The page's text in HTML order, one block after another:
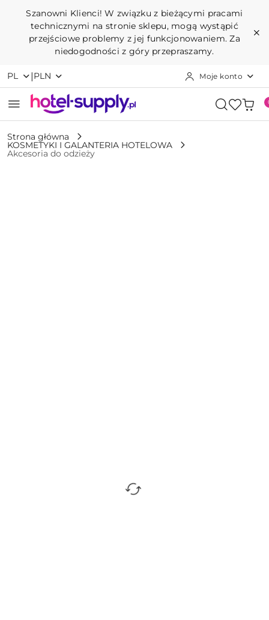
Przejdź do treści głównej
Przejdź do wyszukiwarki
Przejdź do moje konto
Przejdź do menu głównego
Przejdź do opisu produktu
Przejdź do stopki
Szanowni Klienci! W związku z bieżącymi pracami
technicznymi na stronie sklepu, mogą wystąpić
przejściowe problemy z jej funkcjonowaniem. Za
niedogodności z góry przepraszamy.
PL |PLN Moje konto
Strona główna
KOSMETYKI I GALANTERIA HOTELOWA
Akcesoria do odzieży